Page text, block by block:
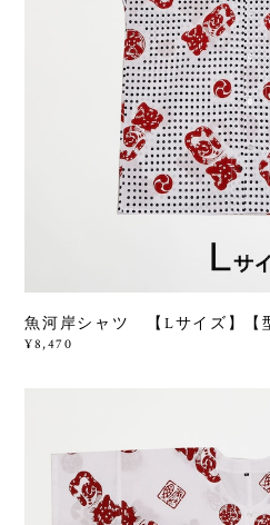
魚河岸シャツ 【Lサイズ】【
¥8,470